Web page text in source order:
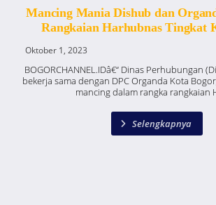
Mancing Mania Dishub dan
Rangkaian Harhubnas Tingkat
Oktober 1, 2023
BOGORCHANNEL.IDâ€“ Dinas Perhubungan
bekerja sama dengan DPC Organda Kota
mancing dalam rangka rangkaian
Selengkapnya